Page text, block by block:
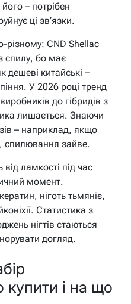
– потрібен
ці зв’язки.
різному: CND Shellac
спилу, бо має
дешеві китайські –
У 2026 році тренд
до гібридів з
лишається. Знаючи
– наприклад, якщо
спилювання зайве.
ламкості під час
момент.
ніготь тьмяніє,
Статистика з
нігтів стаються
догляд.
купити і на що